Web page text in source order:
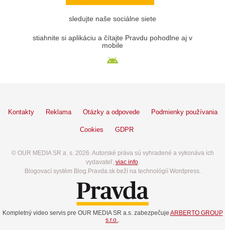
sledujte naše sociálne siete
stiahnite si aplikáciu a čítajte Pravdu pohodlne aj v
mobile
Kontakty Reklama Otázky a odpovede Podmienky používania
Cookies GDPR
© OUR MEDIA SR a. s. 2026. Autorské práva sú vyhradené a vykonáva ich
vydavateľ, viac info.
Blogovací systém Blog.Pravda.sk beží na technológií Wordpress.
Kompletný video servis pre OUR MEDIA SR a.s. zabezpečuje ARBERTO GROUP
s.r.o.